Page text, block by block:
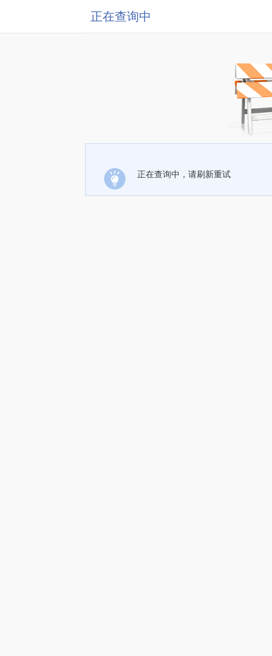
正在查询中
正在查询中，请刷新重试